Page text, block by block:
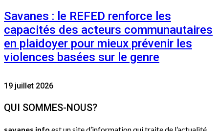
Savanes : le REFED renforce les
capacités des acteurs communautaires
en plaidoyer pour mieux prévenir les
violences basées sur le genre
19 juillet 2026
QUI SOMMES-NOUS?